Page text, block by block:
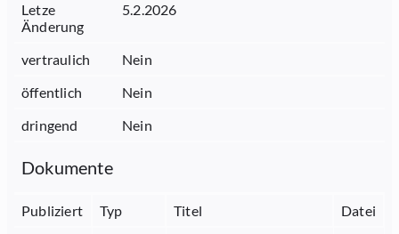
Letze
Änderung
5.2.2026
vertraulich
Nein
öffentlich
Nein
dringend
Nein
Dokumente
Publiziert Typ Titel
Datei